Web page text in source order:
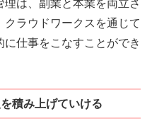
は、副業と本業を両立さ
ラウドワークスを通じて
仕事をこなすことができ
積み上げていける